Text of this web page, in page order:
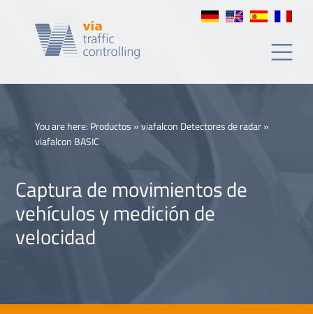
You are here: Productos »viafalcon Detectores de radar»
viafalcon BASIC
Captura de movimientos de
vehículos y medición de
velocidad